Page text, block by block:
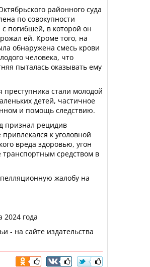
районного суда
по совокупности
погибшей, в которой он
ей. Кроме того, на
обнаружена смесь крови
человека, что
пыталась оказывать ему
стали молодой
детей, частичное
и помощь следствию.
признал рецидив
к уголовной
вреда здоровью, угон
средством в
жалобу на
2024 года
- на сайте издательства